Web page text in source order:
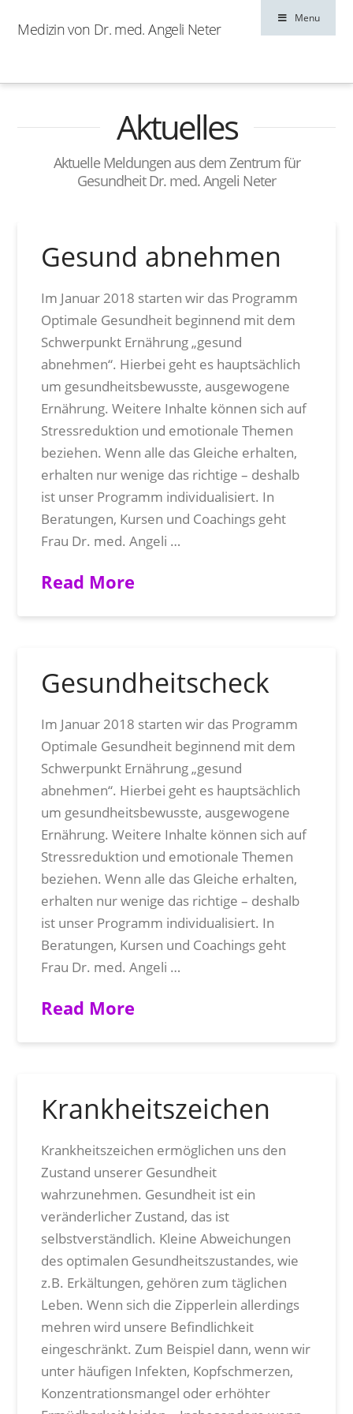
Medizin von Dr. med. Angeli Neter
Menu
Aktuelles
Aktuelle Meldungen aus dem Zentrum für
Gesundheit Dr. med. Angeli Neter
Gesund abnehmen
Im Januar 2018 starten wir das Programm
Optimale Gesundheit beginnend mit dem
Schwerpunkt Ernährung „gesund
abnehmen“. Hierbei geht es hauptsächlich
um gesundheitsbewusste, ausgewogene
Ernährung. Weitere Inhalte können sich auf
Stressreduktion und emotionale Themen
beziehen. Wenn alle das Gleiche erhalten,
erhalten nur wenige das richtige – deshalb
ist unser Programm individualisiert. In
Beratungen, Kursen und Coachings geht
Frau Dr. med. Angeli …
Read More
Gesundheitscheck
Im Januar 2018 starten wir das Programm
Optimale Gesundheit beginnend mit dem
Schwerpunkt Ernährung „gesund
abnehmen“. Hierbei geht es hauptsächlich
um gesundheitsbewusste, ausgewogene
Ernährung. Weitere Inhalte können sich auf
Stressreduktion und emotionale Themen
beziehen. Wenn alle das Gleiche erhalten,
erhalten nur wenige das richtige – deshalb
ist unser Programm individualisiert. In
Beratungen, Kursen und Coachings geht
Frau Dr. med. Angeli …
Read More
Krankheitszeichen
Krankheitszeichen ermöglichen uns den
Zustand unserer Gesundheit
wahrzunehmen. Gesundheit ist ein
veränderlicher Zustand, das ist
selbstverständlich. Kleine Abweichungen
des optimalen Gesundheitszustandes, wie
z.B. Erkältungen, gehören zum täglichen
Leben. Wenn sich die Zipperlein allerdings
mehren wird unsere Befindlichkeit
eingeschränkt. Zum Beispiel dann, wenn wir
unter häufigen Infekten, Kopfschmerzen,
Konzentrationsmangel oder erhöhter